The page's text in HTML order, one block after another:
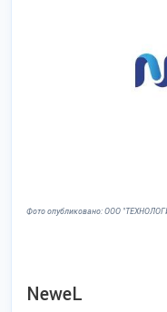
Фото опубликовано: ООО
NeweL